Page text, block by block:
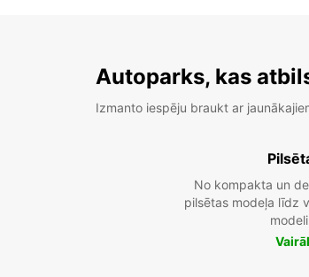
Autoparks, kas
Izmanto iespēju braukt ar
No kompakta un
pilsētas modeļa līdz